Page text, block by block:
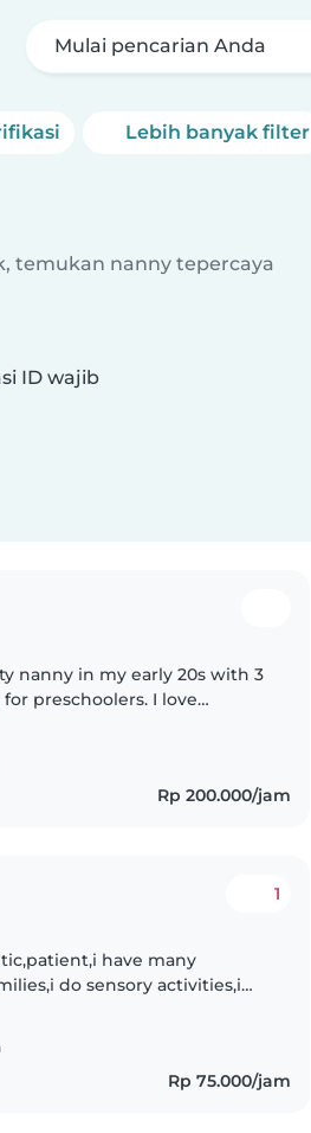
Mulai pencarian Anda
Lebih banyak filter
temukan nanny tepercaya
ID wajib
nanny in my early 20s with 3
preschoolers. I love
Rp 200.000/jam
1
have many
do sensory activities,i
Rp 75.000/jam